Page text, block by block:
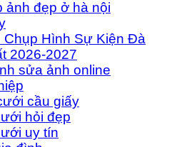
ảnh đẹp ở hà nội
Chụp Hình Sự Kiện Đà
2026-2027
sửa ảnh online
cầu giấy
hỏi đẹp
uy tín